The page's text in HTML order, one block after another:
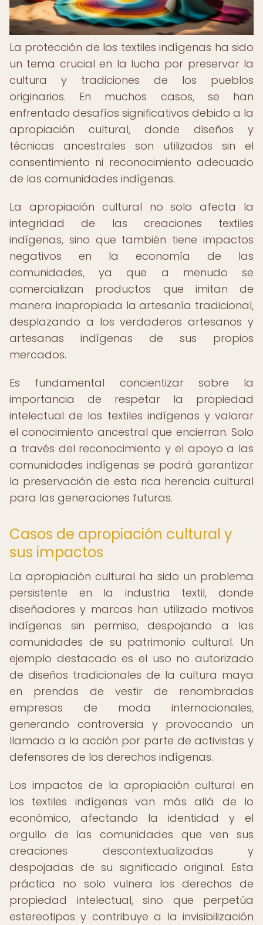
La protección de los textiles indígenas ha sido
un tema crucial en la lucha por preservar la
cultura y tradiciones de los pueblos
originarios. En muchos casos, se han
enfrentado desafíos significativos debido a la
apropiación cultural, donde diseños y
técnicas ancestrales son utilizados sin el
consentimiento ni reconocimiento adecuado
de las comunidades indígenas.
La apropiación cultural no solo afecta la
integridad de las creaciones textiles
indígenas, sino que también tiene impactos
negativos en la economía de las
comunidades, ya que a menudo se
comercializan productos que imitan de
manera inapropiada la artesanía tradicional,
desplazando a los verdaderos artesanos y
artesanas indígenas de sus propios
mercados.
Es fundamental concientizar sobre la
importancia de respetar la propiedad
intelectual de los textiles indígenas y valorar
el conocimiento ancestral que encierran. Solo
a través del reconocimiento y el apoyo a las
comunidades indígenas se podrá garantizar
la preservación de esta rica herencia cultural
para las generaciones futuras.
Casos de apropiación cultural y
sus impactos
La apropiación cultural ha sido un problema
persistente en la industria textil, donde
diseñadores y marcas han utilizado motivos
indígenas sin permiso, despojando a las
comunidades de su patrimonio cultural. Un
ejemplo destacado es el uso no autorizado
de diseños tradicionales de la cultura maya
en prendas de vestir de renombradas
empresas de moda internacionales,
generando controversia y provocando un
llamado a la acción por parte de activistas y
defensores de los derechos indígenas.
Los impactos de la apropiación cultural en
los textiles indígenas van más allá de lo
económico, afectando la identidad y el
orgullo de las comunidades que ven sus
creaciones descontextualizadas y
despojadas de su significado original. Esta
práctica no solo vulnera los derechos de
propiedad intelectual, sino que perpetúa
estereotipos y contribuye a la invisibilización